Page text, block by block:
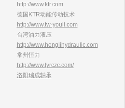
http://www.ktr.com
德国KTR动能传动技术
http://www.tw-youli.com
台湾油力液压
http://www.henglihydraulic.com
常州恒力
http://www.lyrczc.com/
洛阳瑞成轴承